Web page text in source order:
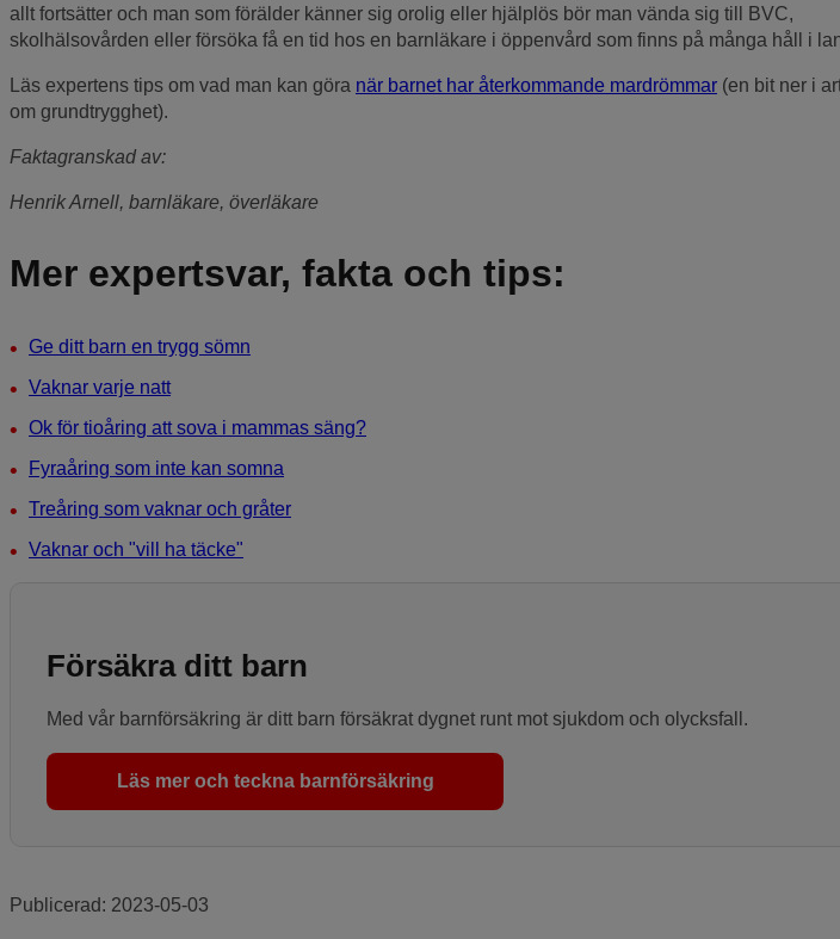
allt fortsätter och man som förälder känner sig orolig eller hjälplös bör man vända sig till BVC,
skolhälsovården eller försöka få en tid hos en barnläkare i öppenvård som finns på många håll i
Läs expertens tips om vad man kan göra när barnet har återkommande mardrömmar (en bit ner i
om grundtrygghet).
Faktagranskad av:
Henrik Arnell, barnläkare, överläkare
Mer expertsvar, fakta och tips:
Ge ditt barn en trygg sömn
Vaknar varje natt
Ok för tioåring att sova i mammas säng?
Fyraåring som inte kan somna
Treåring som vaknar och gråter
Vaknar och "vill ha täcke"
Försäkra ditt barn
Med vår barnförsäkring är ditt barn försäkrat dygnet runt mot sjukdom och olycksfall.
Läs mer och teckna barnförsäkring
Publicerad: 2023-05-03